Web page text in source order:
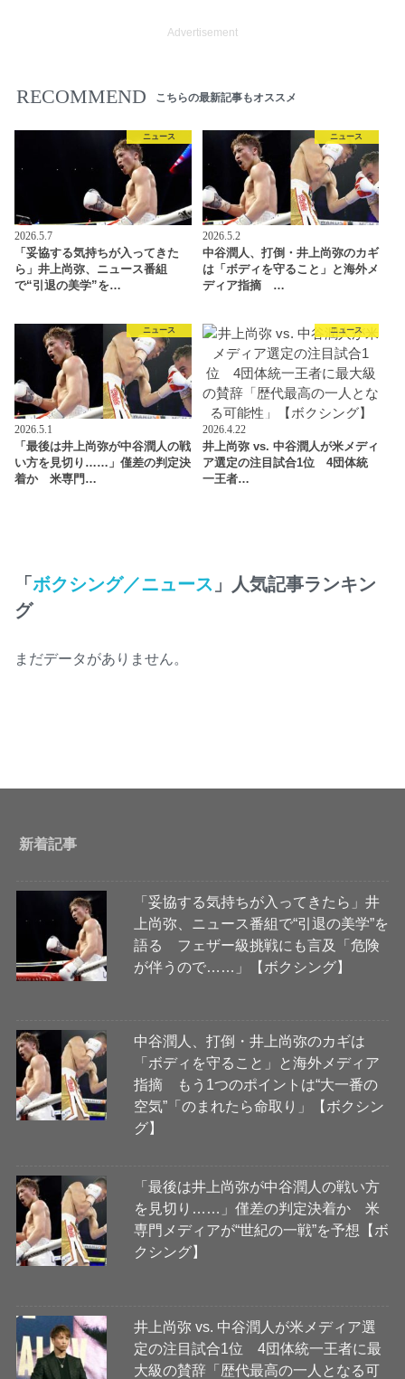
Advertisement
RECOMMEND こちらの最新記事もオススメ
ニュース
2026.5.7
「妥協する気持ちが入ってきた
ら」井上尚弥、ニュース番組
で“引退の美学”を…
ニュース
2026.5.2
中谷潤人、打倒・井上尚弥のカギ
は「ボディを守ること」と海外メ
ディア指摘 …
ニュース
2026.5.1
「最後は井上尚弥が中谷潤人の戦
い方を見切り……」僅差の判定決
着か 米専門…
ニュース
2026.4.22
井上尚弥 vs. 中谷潤人が米メディ
ア選定の注目試合1位 4団体統
一王者…
「ボクシング／ニュース 」人気記事ランキン
グ
まだデータがありません。
新着記事
「妥協する気持ちが入ってきたら」井
上尚弥、ニュース番組で“引退の美学”を
語る フェザー級挑戦にも言及「危険
が伴うので……」【ボクシング】
中谷潤人、打倒・井上尚弥のカギは
「ボディを守ること」と海外メディア
指摘 もう1つのポイントは“大一番の
空気”「のまれたら命取り」【ボクシン
グ】
「最後は井上尚弥が中谷潤人の戦い方
を見切り……」僅差の判定決着か 米
専門メディアが“世紀の一戦”を予想【ボ
クシング】
井上尚弥 vs. 中谷潤人が米メディア選
定の注目試合1位 4団体統一王者に最
大級の賛辞「歴代最高の一人となる可